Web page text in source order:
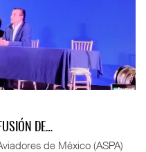
DE…
de México (ASPA)